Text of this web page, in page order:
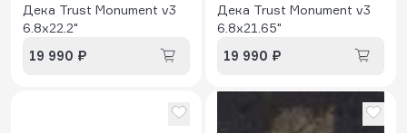
Дека Trust Monument v3
6.8x22.2"
19 990 ₽
Дека Trust Monument v3
6.8x21.65"
19 990 ₽